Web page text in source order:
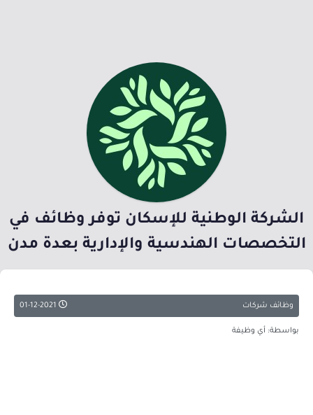
الشركة الوطنية للإسكان توفر وظائف في
التخصصات الهندسية والإدارية بعدة مدن
وظائف شركات
بواسطة: أي وظيفة